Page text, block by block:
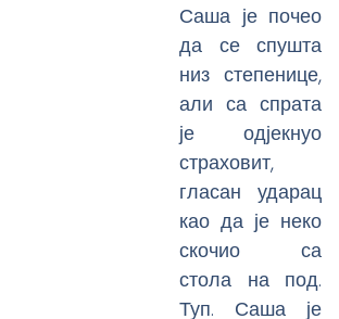
Саша је почео
да се спушта
низ степенице,
али са спрата
је одјекнуо
страховит,
гласан ударац
као да је неко
скочио са
стола на под.
Туп. Саша је